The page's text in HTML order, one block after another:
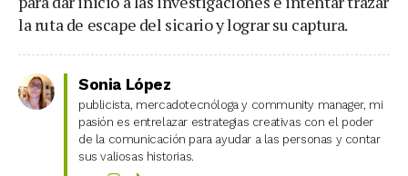
la ruta de escape del sicario y lograr su captura.
Sonia López
publicista, mercadotecnóloga y community manager, mi
pasión es entrelazar estrategias creativas con el poder
de la comunicación para ayudar a las personas y contar
sus valiosas historias.